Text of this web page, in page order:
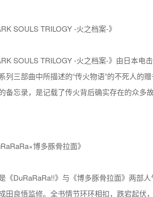
SOULS TRILOGY -火之档案-》
SOULS TRILOGY -火之档案-》由日本
列三部曲中所描述的“传火物语”的不死人的
备忘录，是记载了传火背后确实存在的众多
博多豚骨拉面》
《DuRaRaRa!!》与《博多豚骨拉面》两部
田良悟监修。全书情节环环相扣，跌宕起伏